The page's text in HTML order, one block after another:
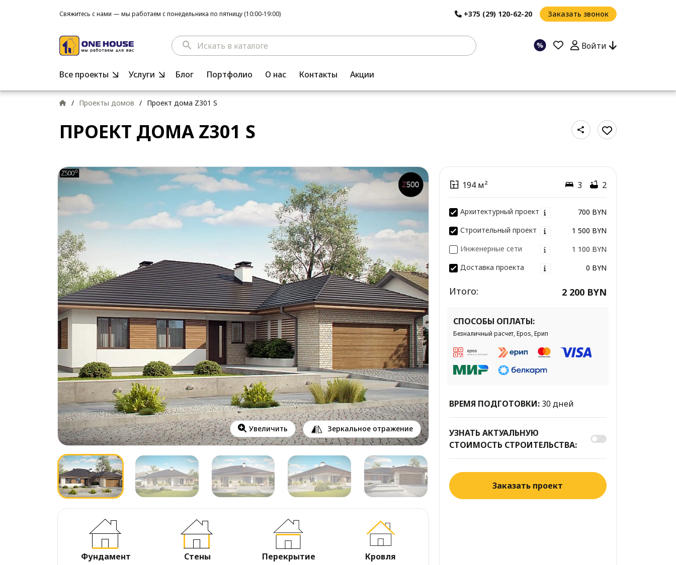
Свяжитесь с нами — мы работаем с понедельника по пятницу (10:00-19:00) +375 (29) 120-62-20 Заказать звонок
search Войти
Все проекты Услуги Блог Портфолио О нас Контакты Акции
/ Проекты домов / Проект дома Z301 S
ПРОЕКТ ДОМА Z301 S
Увеличить Зеркальное отражение
Фундамент Стены Перекрытие Кровля
194 м² 3 2
Архитектурный проект
700 BYN
Строительный проект
1 500 BYN
Инженерные сети
1 100 BYN
Доставка проекта
0 BYN
Итого: 2 200 BYN
СПОСОБЫ ОПЛАТЫ:
Безналичный расчет, Epos, Ерип
ВРЕМЯ ПОДГОТОВКИ: 30 дней
УЗНАТЬ АКТУАЛЬНУЮ
СТОИМОСТЬ СТРОИТЕЛЬСТВА:
Заказать проект